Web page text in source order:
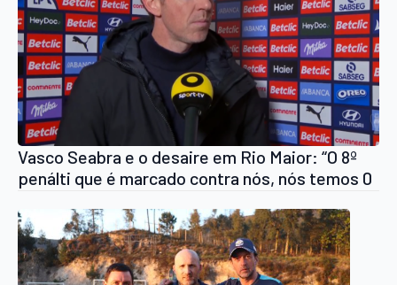
Vasco Seabra e o desaire em Rio Maior: “O 8º
penálti que é marcado contra nós, nós temos 0